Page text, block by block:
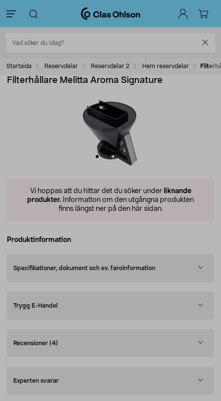
Startsida Reservdelar Reservdelar 2 Hem reservdelar
Filterhållare Melitta Aroma Signature
Vi hoppas att du hittar det du söker under liknande
produkter. Information om den utgångna produkten
finns längst ner på den här sidan.
Produktinformation
Specifikationer, dokument och ev. faroinformation
Trygg E-Handel
Recensioner (4)
Experten svarar